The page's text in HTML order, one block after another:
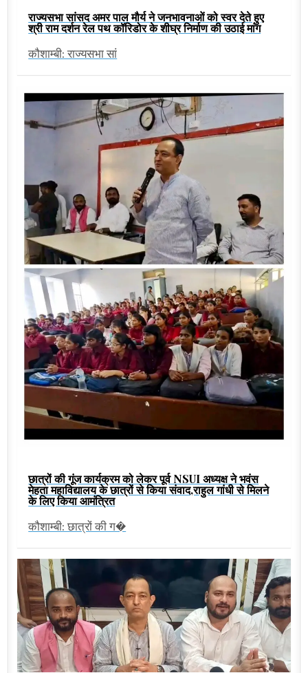
राज्यसभा सांसद अमर पाल मौर्य ने जनभावनाओं को स्वर देते हुए
श्री राम दर्शन रेल पथ कॉरिडोर के शीघ्र निर्माण की उठाई मांग
कौशाम्बी: राज्यसभा सां
छात्रों की गूंज कार्यक्रम को लेकर पूर्व NSUI अध्यक्ष ने भवंस
मेहता महाविद्यालय के छात्रों से किया संवाद,राहुल गांधी से मिलने
के लिए किया आमंत्रित
कौशाम्बी: छात्रों की ग�